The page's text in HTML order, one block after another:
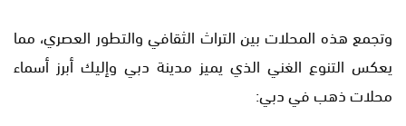
وتجمع هذه المحلات بين التراث الثقافي والتطور العصري، مما
يعكس التنوع الغني الذي يميز مدينة دبي وإليك أبرز أسماء
محلات ذهب في دبي: